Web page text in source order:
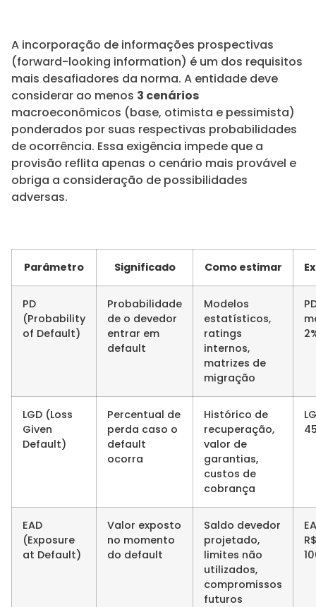
A incorporação de informações prospectivas
(forward-looking information) é um dos requisitos
mais desafiadores da norma. A entidade deve
considerar ao menos 3 cenários
macroeconômicos (base, otimista e pessimista)
ponderados por suas respectivas probabilidades
de ocorrência. Essa exigência impede que a
provisão reflita apenas o cenário mais provável e
obriga a consideração de possibilidades
adversas.
Parâmetro Significado Como estimar
PD
(Probability
of Default)
Probabilidade
de o devedor
entrar em
default
Modelos
estatísticos,
ratings
internos,
matrizes de
migração
LGD (Loss
Given
Default)
Percentual de
perda caso o
default
ocorra
Histórico de
recuperação,
valor de
garantias,
custos de
cobrança
EAD
(Exposure
at Default)
Valor exposto
no momento
do default
Saldo devedor
projetado,
limites não
utilizados,
compromissos
futuros